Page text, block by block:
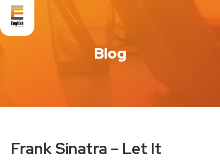
Blog
Frank Sinatra – Let It